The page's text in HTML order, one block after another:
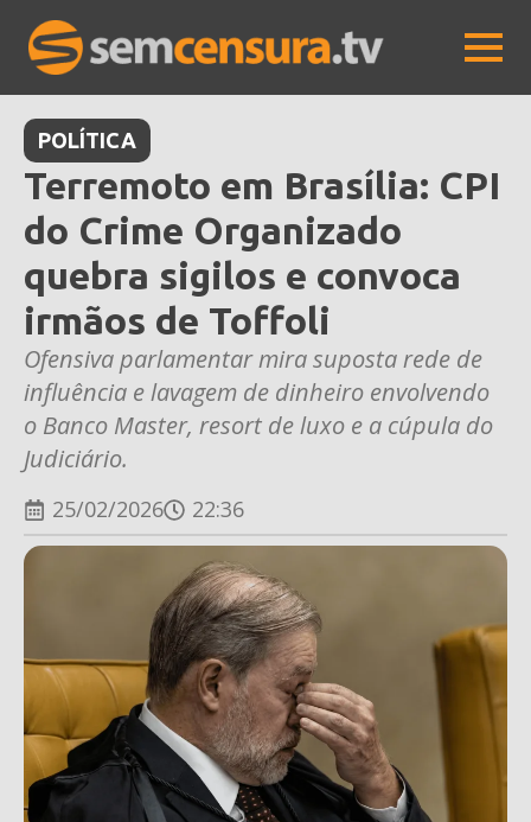
POLÍTICA
Terremoto em Brasília: CPI
do Crime Organizado
quebra sigilos e convoca
irmãos de Toffoli
Ofensiva parlamentar mira suposta rede de
influência e lavagem de dinheiro envolvendo
o Banco Master, resort de luxo e a cúpula do
Judiciário.
25/02/2026 22:36